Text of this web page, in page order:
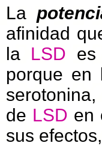
La
afinidad
la LSD es
porque en
de LSD en
sus